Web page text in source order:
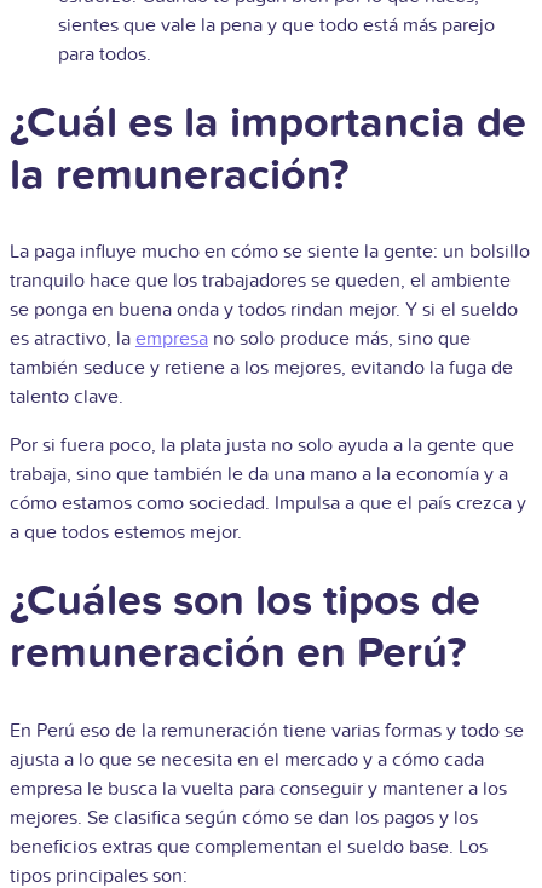
sientes que vale la pena y que todo está más parejo
para todos.
¿Cuál es la importancia de
la remuneración?
La paga influye mucho en cómo se siente la gente: un bolsillo
tranquilo hace que los trabajadores se queden, el ambiente
se ponga en buena onda y todos rindan mejor. Y si el sueldo
es atractivo, la empresa no solo produce más, sino que
también seduce y retiene a los mejores, evitando la fuga de
talento clave.
Por si fuera poco, la plata justa no solo ayuda a la gente que
trabaja, sino que también le da una mano a la economía y a
cómo estamos como sociedad. Impulsa a que el país crezca y
a que todos estemos mejor.
¿Cuáles son los tipos de
remuneración en Perú?
En Perú eso de la remuneración tiene varias formas y todo se
ajusta a lo que se necesita en el mercado y a cómo cada
empresa le busca la vuelta para conseguir y mantener a los
mejores. Se clasifica según cómo se dan los pagos y los
beneficios extras que complementan el sueldo base. Los
tipos principales son: